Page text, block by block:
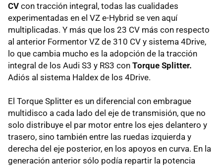
CV con tracción integral, todas las cualidades
experimentadas en el VZ e-Hybrid se ven aquí
multiplicadas. Y más que los 23 CV más con respecto
al anterior Formentor VZ de 310 CV y sistema 4Drive,
lo que cambia mucho es la adopción de la tracción
integral de los Audi S3 y RS3 con Torque Splitter.
Adiós al sistema Haldex de los 4Drive.
El Torque Splitter es un diferencial con embrague
multidisco a cada lado del eje de transmisión, que no
solo distribuye el par motor entre los ejes delantero y
trasero, sino también entre las ruedas izquierda y
derecha del eje posterior, en los apoyos en curva. En la
generación anterior sólo podía repartir la potencia